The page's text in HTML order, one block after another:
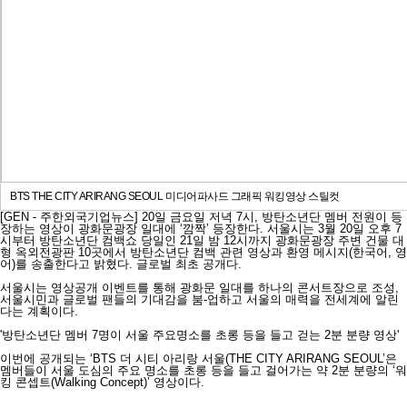
BTS THE CITY ARIRANG SEOUL 미디어파사드 그래픽 워킹영상 스틸컷
[GEN - 주한외국기업뉴스] 20일 금요일 저녁 7시, 방탄소년단 멤버 전원이 등
장하는 영상이 광화문광장 일대에 ‘깜짝’ 등장한다. 서울시는 3월 20일 오후 7
시부터 방탄소년단 컴백쇼 당일인 21일 밤 12시까지 광화문광장 주변 건물 대
형 옥외전광판 10곳에서 방탄소년단 컴백 관련 영상과 환영 메시지(한국어, 영
어)를 송출한다고 밝혔다. 글로벌 최초 공개다.
서울시는 영상공개 이벤트를 통해 광화문 일대를 하나의 콘서트장으로 조성,
서울시민과 글로벌 팬들의 기대감을 붐-업하고 서울의 매력을 전세계에 알린
다는 계획이다.
'방탄소년단 멤버 7명이 서울 주요명소를 초롱 등을 들고 걷는 2분 분량 영상'
이번에 공개되는 ‘BTS 더 시티 아리랑 서울(THE CITY ARIRANG SEOUL’은
멤버들이 서울 도심의 주요 명소를 초롱 등을 들고 걸어가는 약 2분 분량의 ‘워
킹 콘셉트(Walking Concept)’ 영상이다.